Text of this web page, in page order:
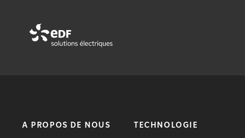
A PROPOS DE NOUS TECHNOLOGIE